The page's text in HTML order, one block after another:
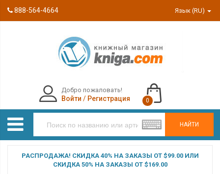
888-564-4664 Язык (RU)
НАЙТИ
Добро пожаловать!
Войти / Регистрация 0
РАСПРОДАЖА! СКИДКА 40% НА ЗАКАЗЫ ОТ $99.00 ИЛИ
СКИДКА 50% НА ЗАКАЗЫ ОТ $169.00